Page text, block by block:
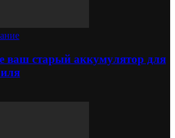
ваш старый аккумулятор для